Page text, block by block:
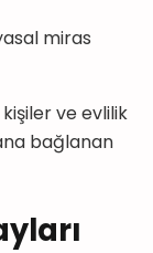
miras
ve evlilik
bağlanan